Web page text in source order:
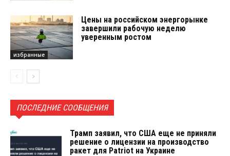
избранные
Цены на российском энергорынке
завершили рабочую неделю
уверенным ростом
ПОСЛЕДНИЕ СООБЩЕНИЯ
Трамп заявил, что США еще не приняли
решение о лицензии на производство
ракет для Patriot на Украине